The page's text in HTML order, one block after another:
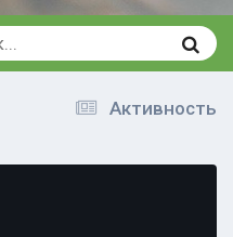
Активность